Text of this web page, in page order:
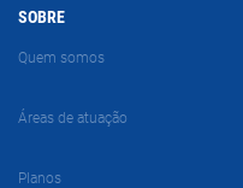
SOBRE
Quem somos
Áreas de atuação
Planos